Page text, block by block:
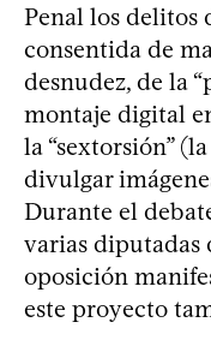
Penal los delitos
consentida de
desnudez, de la
montaje digital
la “sextorsión”
divulgar
Durante el
varias diputadas
oposición
este proyecto